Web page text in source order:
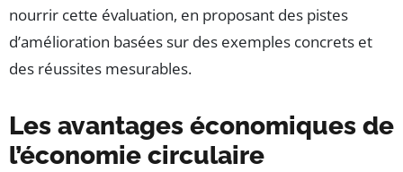
nourrir cette évaluation, en proposant des pistes
d’amélioration basées sur des exemples concrets et
des réussites mesurables.
Les avantages économiques de
l’économie circulaire